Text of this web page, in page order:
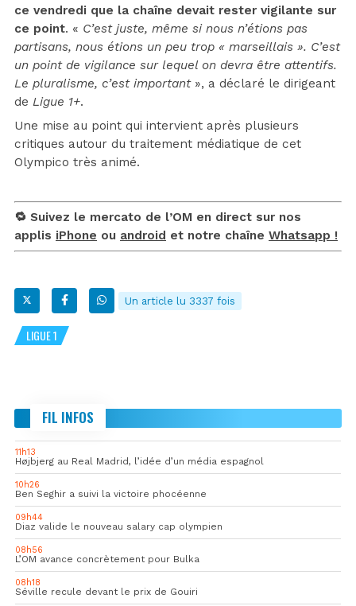
ce vendredi que la chaîne devait rester vigilante sur
ce point. « C’est juste, même si nous n’étions pas
partisans, nous étions un peu trop « marseillais ». C’est
un point de vigilance sur lequel on devra être attentifs.
Le pluralisme, c’est important », a déclaré le dirigeant
de Ligue 1+.
Une mise au point qui intervient après plusieurs
critiques autour du traitement médiatique de cet
Olympico très animé.
🔁 Suivez le mercato de l’OM en direct sur nos
applis iPhone ou android et notre chaîne Whatsapp !
Un article lu 3337 fois
LIGUE 1
FIL INFOS
11h13
Højbjerg au Real Madrid, l’idée d’un média espagnol
10h26
Ben Seghir a suivi la victoire phocéenne
09h44
Diaz valide le nouveau salary cap olympien
08h56
L’OM avance concrètement pour Bulka
08h18
Séville recule devant le prix de Gouiri